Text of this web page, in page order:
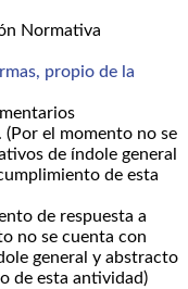
Normativa
propio de la
el momento no se
de índole general
de esta
de respuesta a
no se cuenta con
general y abstracto
de esta antividad)